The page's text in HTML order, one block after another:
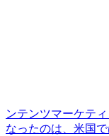
ンテンツマーケテ
なったのは、米国